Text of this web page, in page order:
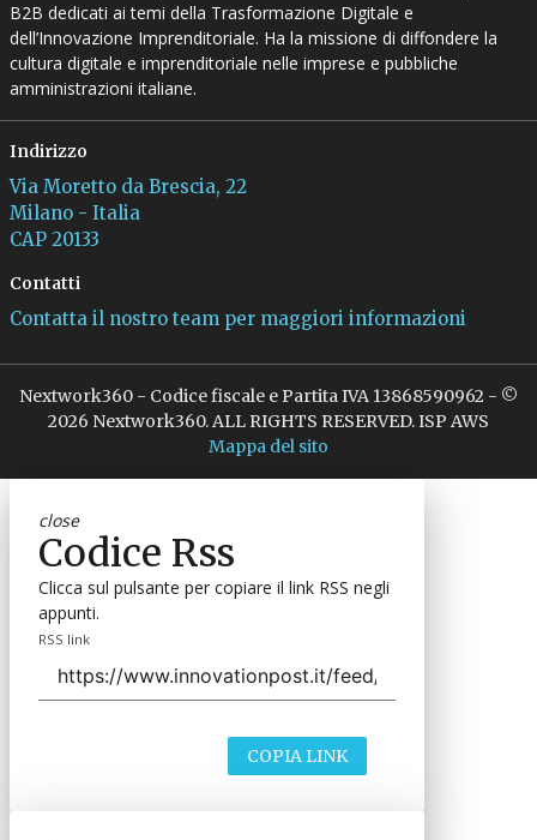
B2B dedicati ai temi della Trasformazione Digitale e
dell’Innovazione Imprenditoriale. Ha la missione di diffondere la
cultura digitale e imprenditoriale nelle imprese e pubbliche
amministrazioni italiane.
Indirizzo
Via Moretto da Brescia, 22
Milano - Italia
CAP 20133
Contatti
Contatta il nostro team per maggiori informazioni
Nextwork360 - Codice fiscale e Partita IVA 13868590962 - ©
2026 Nextwork360. ALL RIGHTS RESERVED. ISP AWS
Mappa del sito
close
Codice Rss
Clicca sul pulsante per copiare il link RSS negli
appunti.
RSS link
COPIA LINK